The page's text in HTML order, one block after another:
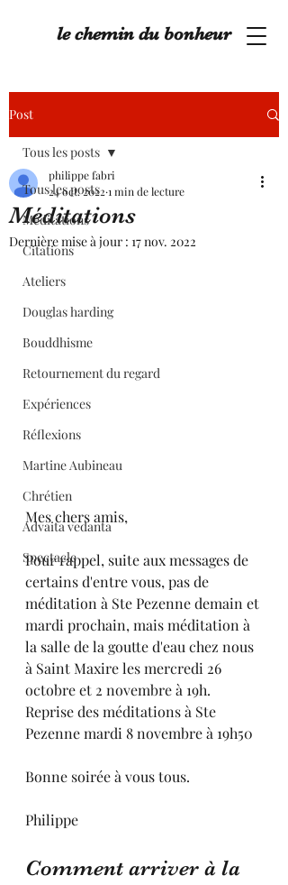
le chemin du bonheur
Post
Tous les posts
Méditations
Citations
Ateliers
Douglas harding
Bouddhisme
Retournement du regard
Expériences
Réflexions
Martine Aubineau
Chrétien
Advaita vedanta
Spectacle
Tous les posts
Méditations
philippe fabri
24 oct. 2022 1 min de lecture
Dernière mise à jour : 17 nov. 2022
Mes chers amis,
Pour rappel, suite aux messages de
certains d'entre vous, pas de
méditation à Ste Pezenne demain et
mardi prochain, mais méditation à
la salle de la goutte d'eau chez nous
à Saint Maxire les mercredi 26
octobre et 2 novembre à 19h.
Reprise des méditations à Ste
Pezenne mardi 8 novembre à 19h50
Bonne soirée à vous tous.
Philippe
Comment arriver à la